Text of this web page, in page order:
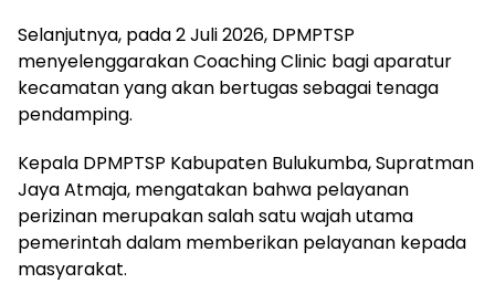
Selanjutnya, pada 2 Juli 2026, DPMPTSP
menyelenggarakan Coaching Clinic bagi aparatur
kecamatan yang akan bertugas sebagai tenaga
pendamping.
Kepala DPMPTSP Kabupaten Bulukumba, Supratman
Jaya Atmaja, mengatakan bahwa pelayanan
perizinan merupakan salah satu wajah utama
pemerintah dalam memberikan pelayanan kepada
masyarakat.